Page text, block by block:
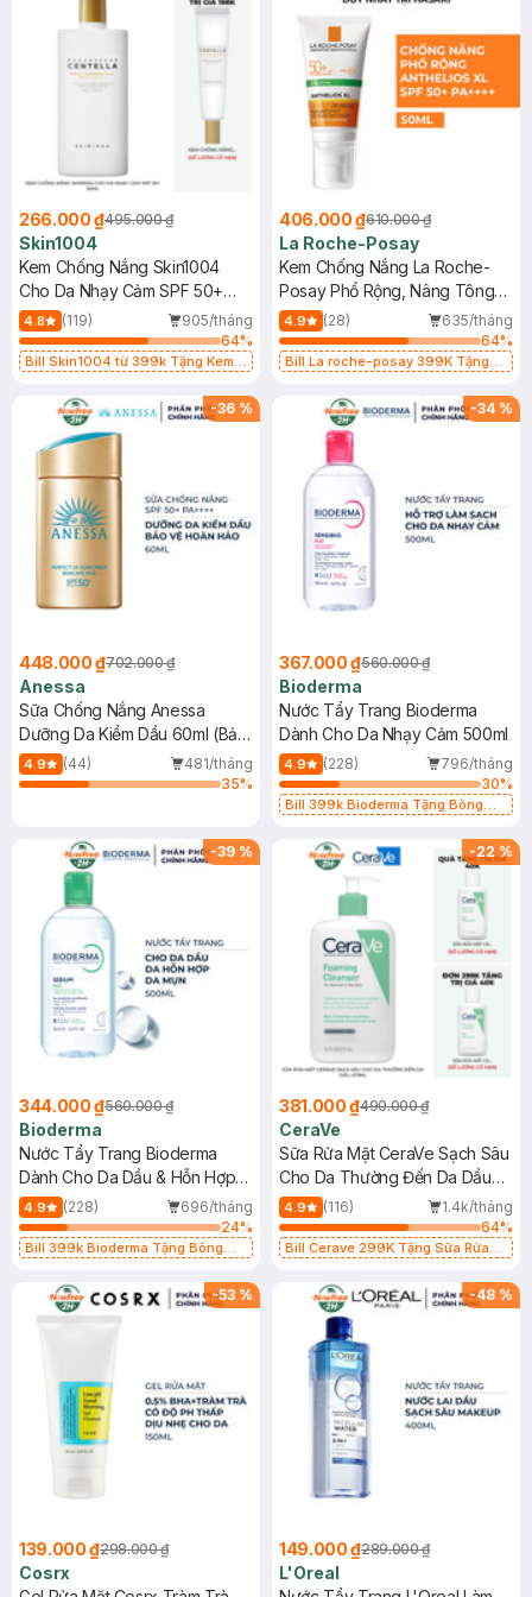
266.000 ₫495.000 ₫
Skin1004
Kem Chống Nắng Skin1004
Cho Da Nhạy Cảm SPF 50+
50ml
4.8 (119)
905/tháng
64%
Bill Skin1004 từ 399k Tặng Kem
SPF 50+ 20ml (SL Có Hạn)
406.000 ₫610.000 ₫
La Roche-Posay
Kem Chống Nắng La Roche-
Posay Phổ Rộng, Nâng Tông
Kiềm Dầu 50ml
4.9 (28)
635/tháng
64%
Bill La roche-posay 399K Tặng
(SL có hạn)
-36 %
448.000 ₫702.000 ₫
Anessa
Sữa Chống Nắng Anessa
Dưỡng Da Kiềm Dầu 60ml (Bản
Mới)
4.9 (44)
481/tháng
35%
-34 %
367.000 ₫560.000 ₫
Bioderma
Nước Tẩy Trang Bioderma
Dành Cho Da Nhạy Cảm 500ml
4.9 (228)
796/tháng
30%
Bill 399k Bioderma Tặng Bông
-39 %
344.000 ₫560.000 ₫
Bioderma
Nước Tẩy Trang Bioderma
Dành Cho Da Dầu & Hỗn Hợp
500ml
4.9 (228)
696/tháng
24%
Bill 399k Bioderma Tặng Bông
-22 %
381.000 ₫490.000 ₫
CeraVe
Sữa Rửa Mặt CeraVe Sạch Sâu
Cho Da Thường Đến Da Dầu
473ml
4.9 (116)
1.4k/tháng
64%
Bill Cerave 299K Tặng Sữa Rửa
-53 %
139.000 ₫298.000 ₫
Cosrx
-48 %
149.000 ₫289.000 ₫
L'Oreal